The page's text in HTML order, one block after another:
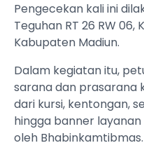
Pengecekan kali ini
Teguhan RT 26 RW
Kabupaten Madiun.
Dalam kegiatan itu,
sarana dan prasarana
dari kursi, kentongan,
hingga banner layanan
oleh Bhabinkamtibmas.